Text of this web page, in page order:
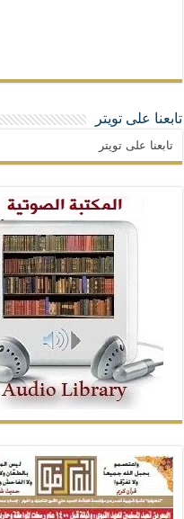
تابعنا على تويتر
تابعنا على تويتر